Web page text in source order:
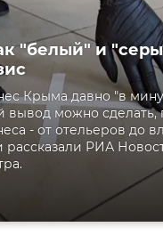
"белый" и
Крыма давно "в
вывод можно
- от отельеров до
рассказали РИА